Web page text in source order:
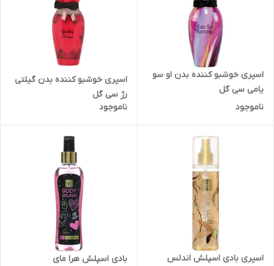
اسپری خوشبو کننده بدن او سو
یامی سی گل
ناموجود
اسپری خوشبو کننده بدن گیلتی
رژ سی گل
ناموجود
اسپری بادی اسپلش اندلس
بادی اسپلش هرا مای